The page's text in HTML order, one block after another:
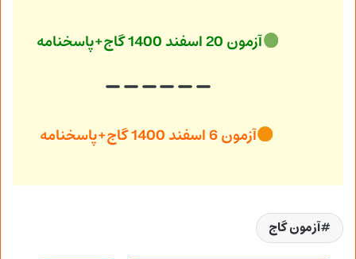
آزمون 20 اسفند 1400 گاج+پاسخنامه
آزمون 6 اسفند 1400 گاج+پاسخنامه
آزمون گاج